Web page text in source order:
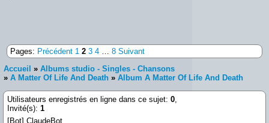
Pages: Précédent 1 2 3 4 8 Suivant
Accueil » Albums studio - Singles - Chansons
» A Matter Of Life And Death » Album A Matter Of Life And Death
Utilisateurs enregistrés en ligne dans ce sujet: 0
Invité(s): 1
[Bot] ClaudeBot